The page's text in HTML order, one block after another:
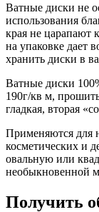
Ватные диски не
использования
края не царапают
на упаковке дает
хранить диски в
Ватные диски
190г/кв м,
гладкая, вторая
Применяются для
косметических и
овальную или
необыкновенной
Получить